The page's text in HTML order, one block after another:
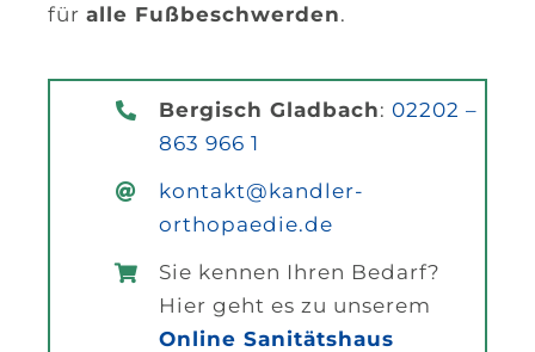
für alle Fußbeschwerden.
Bergisch Gladbach: 02202 –
863 966 1
kontakt@kandler-
orthopaedie.de
Sie kennen Ihren Bedarf?
Hier geht es zu unserem
Online Sanitätshaus